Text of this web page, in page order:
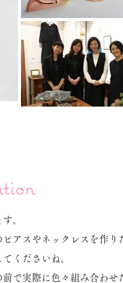
。
アスやネックレスを作
くださいね。
で実際に色々組み合わ